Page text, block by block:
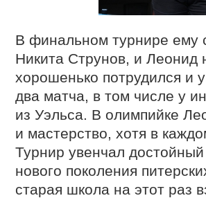
В финальном турнире ему
Никита Струнов, и Леонид
хорошенько потрудился и
два матча, в том числе у
из Уэльса. В олимпийке
и мастерство, хотя в
Турнир увенчал
нового поколения
старая школа на этот раз